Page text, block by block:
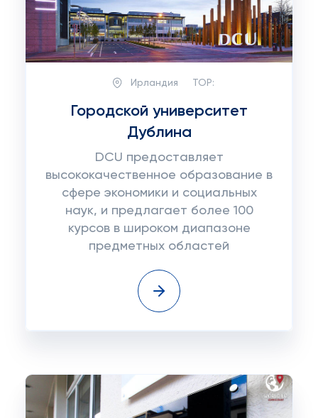
Ирландия TOP:
Городской университет
Дублина
DCU предоставляет
высококачественное образование в
сфере экономики и социальных
наук, и предлагает более 100
курсов в широком диапазоне
предметных областей